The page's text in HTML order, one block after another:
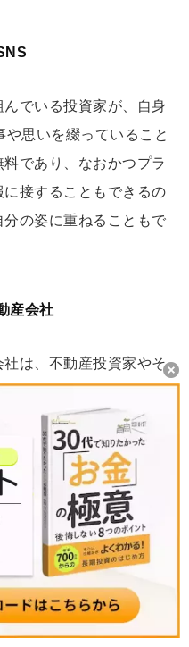
でいる投資家が、自身
思いを綴っていること
であり、なおかつプラ
接することもできるの
の姿に重ねることもで
産会社
は、不動産投資家やそ
のプロです。セミナー
アなどを活用して情報
こうした会社との接点
要な知識や経験を一夜
初心者の場合は失敗を
ることが極めて重要で
、ほかならぬ不動産投